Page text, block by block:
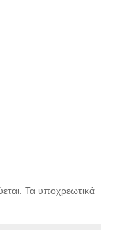
Τα υποχρεωτικά